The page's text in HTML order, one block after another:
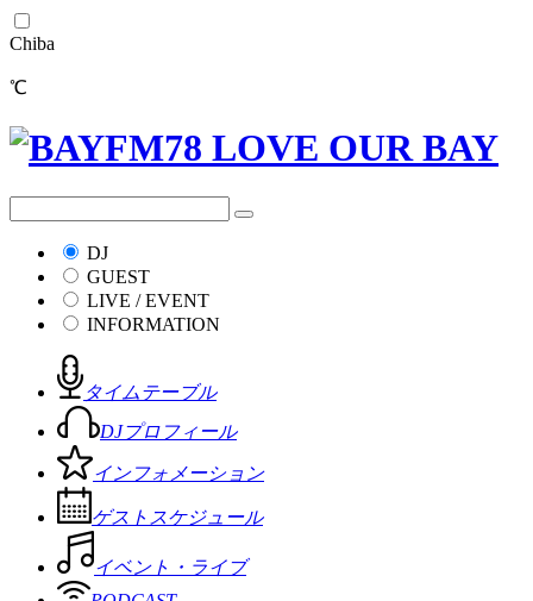
Chiba
℃
DJ
GUEST
LIVE / EVENT
INFORMATION
タイムテーブル
DJプロフィール
インフォメーション
ゲストスケジュール
イベント・ライブ